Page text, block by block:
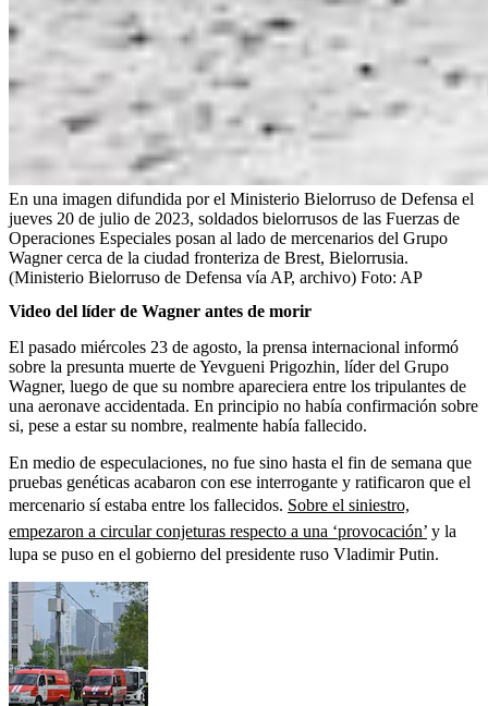
En una imagen difundida por el Ministerio Bielorruso de Defensa el
jueves 20 de julio de 2023, soldados bielorrusos de las Fuerzas de
Operaciones Especiales posan al lado de mercenarios del Grupo
Wagner cerca de la ciudad fronteriza de Brest, Bielorrusia.
(Ministerio Bielorruso de Defensa vía AP, archivo) Foto: AP
Video del líder de Wagner antes de morir
El pasado miércoles 23 de agosto, la prensa internacional informó
sobre la presunta muerte de Yevgueni Prigozhin, líder del Grupo
Wagner, luego de que su nombre apareciera entre los tripulantes de
una aeronave accidentada. En principio no había confirmación sobre
si, pese a estar su nombre, realmente había fallecido.
En medio de especulaciones, no fue sino hasta el fin de semana que
pruebas genéticas acabaron con ese interrogante y ratificaron que el
mercenario sí estaba entre los fallecidos. Sobre el siniestro,
empezaron a circular conjeturas respecto a una ‘provocación’ y la
lupa se puso en el gobierno del presidente ruso Vladimir Putin.